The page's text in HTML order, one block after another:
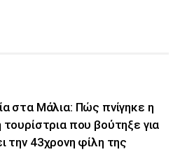
στα Μάλια: Πώς πνίγηκε η
τουρίστρια που βούτηξε για
την 43χρονη φίλη της